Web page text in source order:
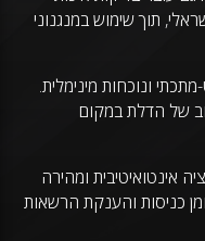
תוך שימוש במנגנוני
מתכתי ונוכחות מינימלית.
של הדלת במקום
אינטואיטיבית ומהירה
כניסות והענקת הרשאות